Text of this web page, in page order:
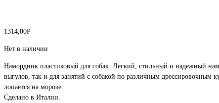
1314,00Р
Нет в наличии
Намордник пластиковый для собак. Легкий, стильный и надежный
выгулов, так и для занятий с собакой по различным дрессировочным
лопается на морозе.
Сделано в Италии.